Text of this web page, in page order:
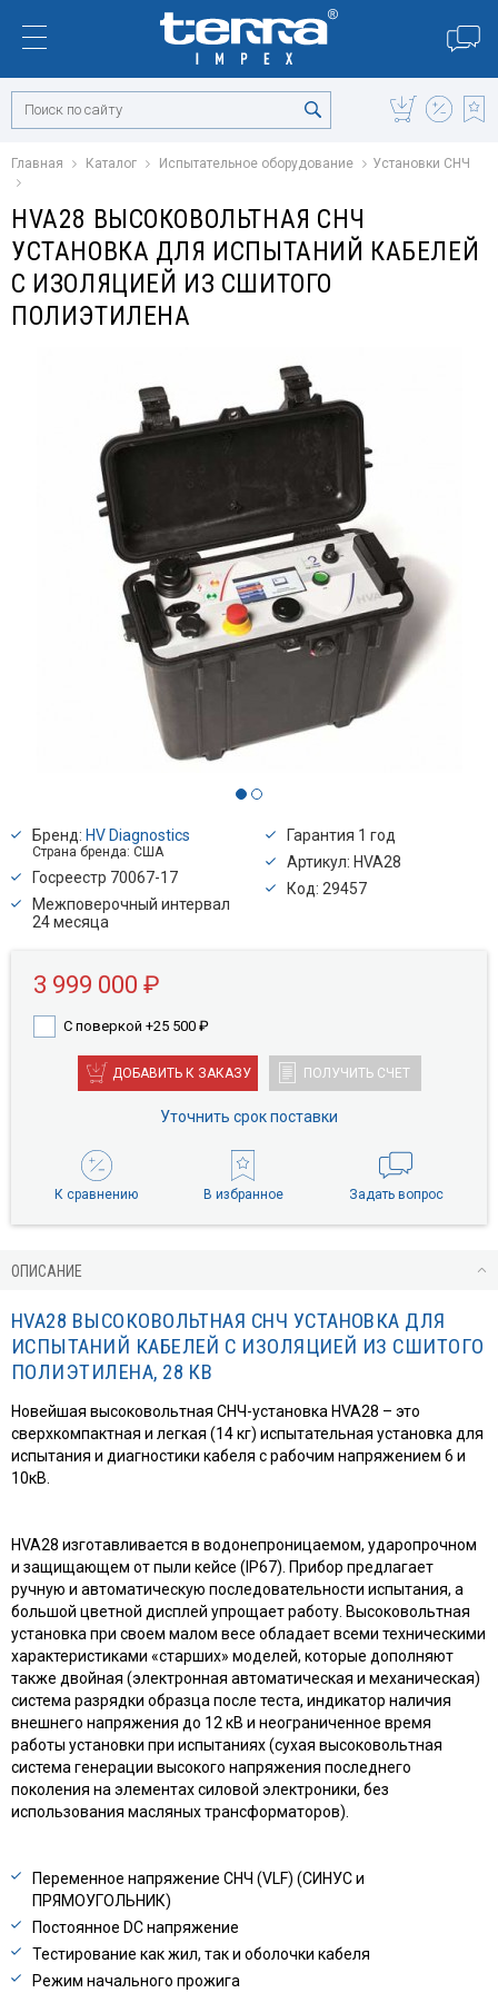
Главная Каталог Испытательное оборудование Установки СНЧ
HVA28 ВЫСОКОВОЛЬТНАЯ СНЧ
УСТАНОВКА ДЛЯ ИСПЫТАНИЙ КАБЕЛЕЙ
С ИЗОЛЯЦИЕЙ ИЗ СШИТОГО
ПОЛИЭТИЛЕНА
Бренд: HV Diagnostics
Страна бренда: США
Госреестр 70067-17
Межповерочный интервал
24 месяца
Гарантия 1 год
Артикул: HVA28
Код: 29457
3 999 000 ₽
С поверкой +25 500 ₽
ДОБАВИТЬ К ЗАКАЗУ ПОЛУЧИТЬ СЧЕТ
Уточнить срок поставки
К сравнению В избранное Задать вопрос
ОПИСАНИЕ
HVA28 ВЫСОКОВОЛЬТНАЯ СНЧ УСТАНОВКА ДЛЯ
ИСПЫТАНИЙ КАБЕЛЕЙ С ИЗОЛЯЦИЕЙ ИЗ СШИТОГО
ПОЛИЭТИЛЕНА, 28 КВ
Новейшая высоковольтная СНЧ-установка HVA28 – это
сверхкомпактная и легкая (14 кг) испытательная установка для
испытания и диагностики кабеля с рабочим напряжением 6 и
10кВ.
HVA28 изготавливается в водонепроницаемом, ударопрочном
и защищающем от пыли кейсе (IP67). Прибор предлагает
ручную и автоматическую последовательности испытания, а
большой цветной дисплей упрощает работу. Высоковольтная
установка при своем малом весе обладает всеми техническими
характеристиками «старших» моделей, которые дополняют
также двойная (электронная автоматическая и механическая)
система разрядки образца после теста, индикатор наличия
внешнего напряжения до 12 кВ и неограниченное время
работы установки при испытаниях (сухая высоковольтная
система генерации высокого напряжения последнего
поколения на элементах силовой электроники, без
использования масляных трансформаторов).
Переменное напряжение СНЧ (VLF) (СИНУС и
ПРЯМОУГОЛЬНИК)
Постоянное DC напряжение
Тестирование как жил, так и оболочки кабеля
Режим начального прожига